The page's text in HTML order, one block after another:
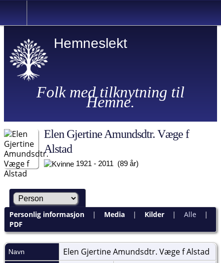
Hemneslekt
Folk med tilknytning til
Hemne.
Elen Gjertine Amundsdtr. Væge f
Alstad
1921 - 2011 (89 år)
Personlig informasjon| Media| Kilder| Alle |
PDF
Navn Elen Gjertine Amundsdtr. Væge fAlstad